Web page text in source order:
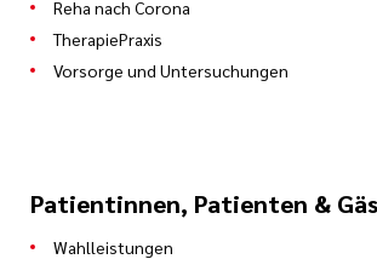
Reha nach Corona
TherapiePraxis
Vorsorge und Untersuchungen
Patientinnen, Patienten &
Wahlleistungen